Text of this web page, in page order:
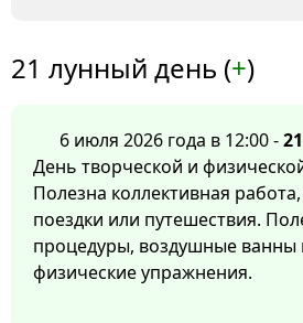
21 лунный день (+)
6 июля 2026 года в 12:00 -
День творческой и
Полезна коллективная
поездки или путешествия.
процедуры, воздушные
физические упражнения.